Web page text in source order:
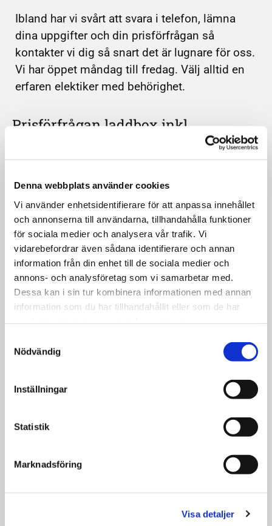
Denna webbplats använder cookies
Vi använder enhetsidentifierare för att anpassa innehållet
och annonserna till användarna, tillhandahålla funktioner
för sociala medier och analysera vår trafik. Vi
vidarebefordrar även sådana identifierare och annan
information från din enhet till de sociala medier och
annons- och analysföretag som vi samarbetar med.
Dessa kan i sin tur kombinera informationen med annan
information som du har tillhandahållit eller som de har
Nödvändig
Inställningar
Statistik
Marknadsföring
Visa detaljer
Ibland har vi svårt att svara i telefon, lämna
dina uppgifter och din prisförfrågan så
kontakter vi dig så snart det är lugnare för oss.
Vi har öppet måndag till fredag. Välj alltid en
erfaren elektiker med behörighet.
Prisförfrågan laddbox inkl.
Ladda en bil
Ladda två bilar samtidigt ( + ca 10000 kr)
Box med fast kabel
Box med ej fast kabel
Med wifi
Utan Wifi
När i tid*
Din adress*